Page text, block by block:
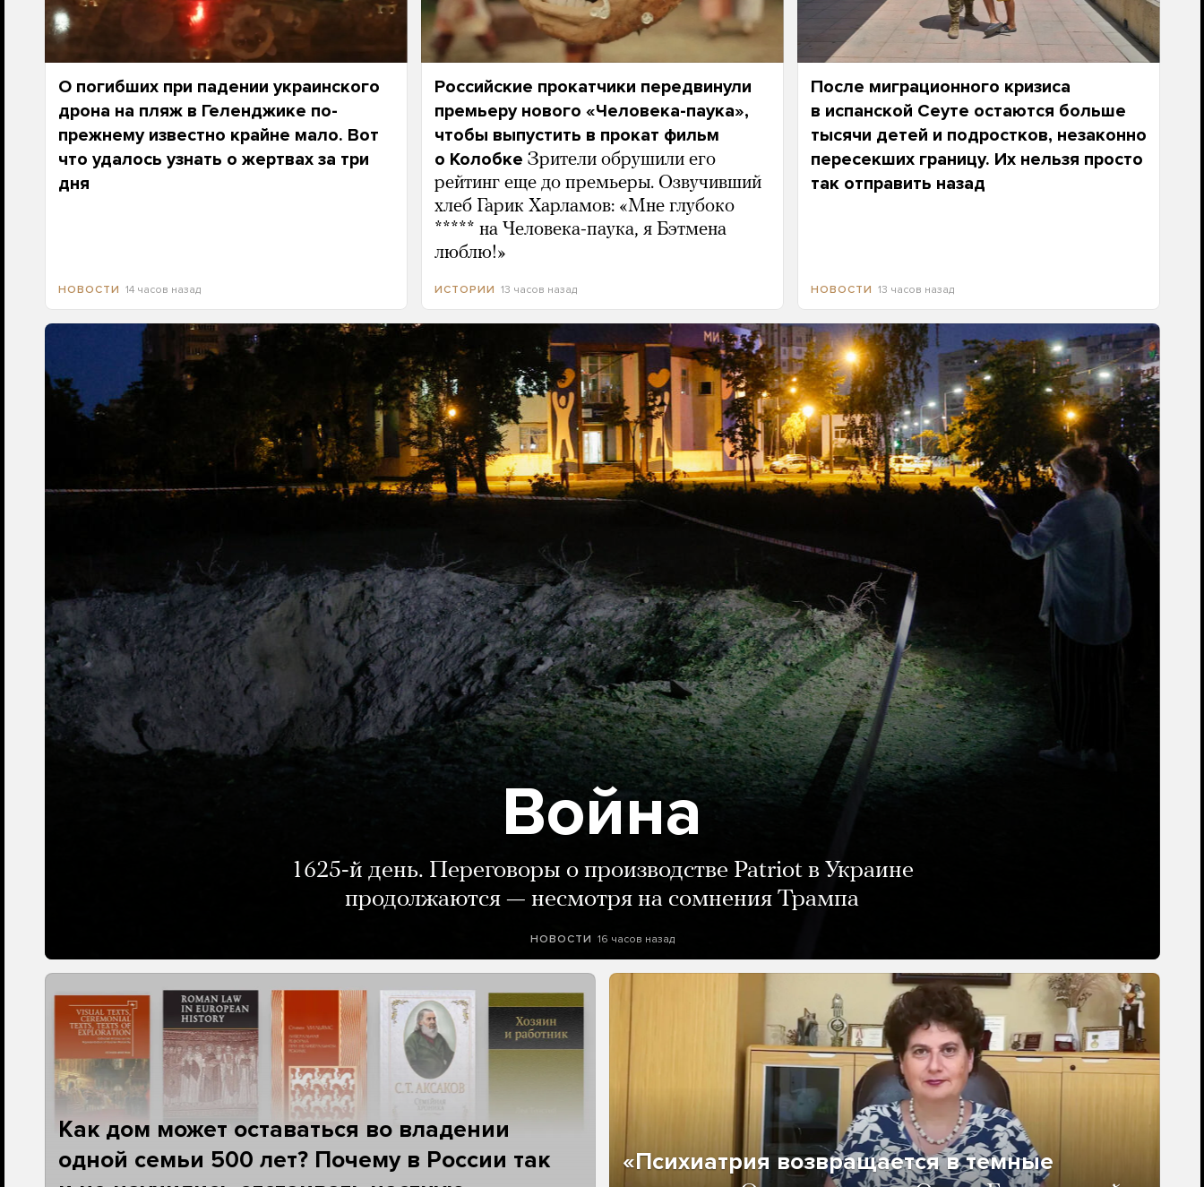
О погибших при падении украинского
дрона на пляж в Геленджике по-
прежнему известно крайне мало. Вот
что удалось узнать о жертвах за три
дня
НОВОСТИ 14 часов назад
Российские прокатчики передвинули
премьеру нового «Человека-паука»,
чтобы выпустить в прокат фильм
о Колобке Зрители обрушили его
рейтинг еще до премьеры. Озвучивший
хлеб Гарик Харламов: «Мне глубоко
***** на Человека-паука, я Бэтмена
люблю!»
ИСТОРИИ 13 часов назад
После миграционного кризиса
в испанской Сеуте остаются больше
тысячи детей и подростков, незаконно
пересекших границу. Их нельзя просто
так отправить назад
НОВОСТИ 13 часов назад
Война
1625-й день. Переговоры о производстве Patriot в Украине
продолжаются — несмотря на сомнения Трампа
НОВОСТИ 16 часов назад
Как дом может оставаться во владении
одной семьи 500 лет? Почему в России так
«Психиатрия возвращается в темные